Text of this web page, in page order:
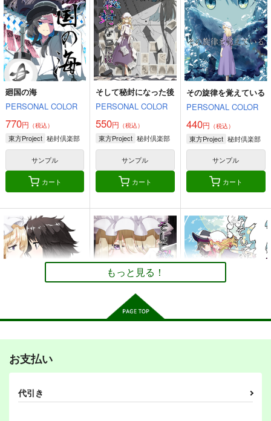
そんなこんなで、
ジギザギ
専売 330円 （税込）
東方Project
因幡てゐ
霧雨魔理沙
豊聡耳神子
サンプル
カート
ファンタズマゴリア飯
～縁つづき～
ジギザギ
専売 440円（税込）
東方Project
稗田阿求
本居小鈴
ルーミア
サンプル
カート
ファンタズマゴリア飯
ジギザギ
専売 330 円 （税込）
東方Project
宇佐見蓮子
稗田阿求
犬走椛
カート
PERSONAL COLOR
サンプル
東方Project風-心非公
式HandBook
東風谷早苗
深淵に落つ
PERSONAL COLOR
550円
東方Project
サンプル
カート
書に殉ず
PERSONAL COLOR
550円
東方Project
サンプル
カート
星の旅の終わりに
PERSONAL COLOR
440円（税込）
東方Project
サンプル
カート
ひそやかな砂のなかで
暁美さん家のキトンズ
その頁を越えて
440円（税込）
秘封倶楽部
サンプル
作品詳細
550円（税込）
秘封倶楽部
サンプル
作品詳細
770円（税込）
秘封倶楽部
サンプル
作品詳細
そして秘封へと至る。
音喰みの森にて
PERSONAL COLOR
（税込）
作品詳細
沈みゆく毒
PERSONAL COLOR
440円 （税込）
レミリア×十六夜咲夜
サンプル
作品詳細
ひそやかな砂のなかで
PERSONAL COLOR
440円（税込）
作品詳細
廻国の海
PERSONAL COLOR
770円 （税込）
東方Project 秘封倶楽部
サンプル
カート
そして秘封になった後
PERSONAL COLOR
550円 （税込）
東方Project 秘封倶楽部
サンプル
カート
その旋律を覚えている
PERSONAL COLOR
440円 （税込）
東方Project 秘封倶楽部
サンプル
カート
あつい目蓋の裏側
PERSONAL COLOR
220円
東方Project
そして秘封へと至る。
東方Project
もっと見る！
お支払い
代引き